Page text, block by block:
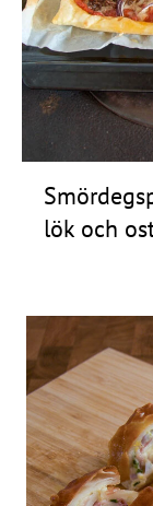
Frågor
&
svar
Ölprovning
lök och